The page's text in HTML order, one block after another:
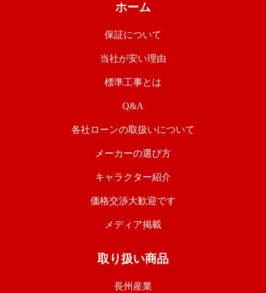
ホーム
保証について
当社が安い理由
標準工事とは
Q&A
各社ローンの取扱いについて
メーカーの選び方
キャラクター紹介
価格交渉大歓迎です
メディア掲載
取り扱い商品
長州産業